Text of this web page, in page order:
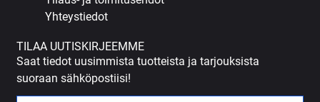
Yhteystiedot
TILAA UUTISKIRJEEMME
Saat tiedot uusimmista tuotteista ja tarjouksista
suoraan sähköpostiisi!